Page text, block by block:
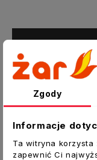
Zasuwa
nieużywanej
Zgody
Informacje
Ta witryna korzysta
zapewnić Ci